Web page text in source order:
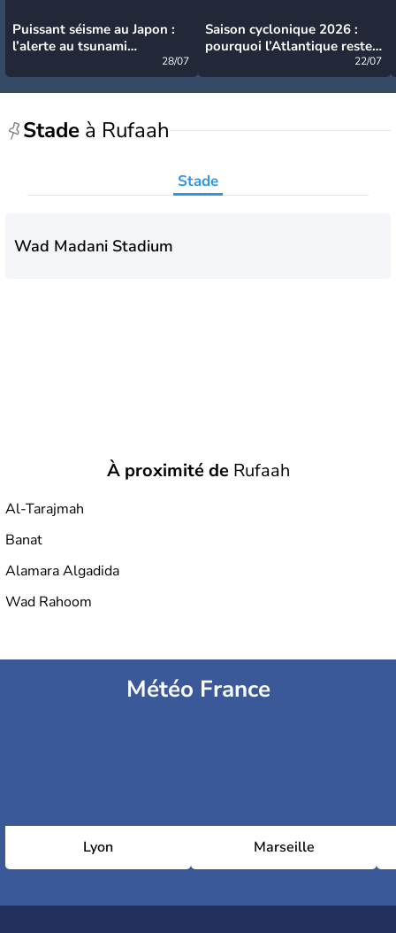
Puissant séisme au Japon :
l’alerte au tsunami
28/07
Saison cyclonique 2026 :
pourquoi l’Atlantique reste
22/07
Stade à Rufaah
Stade
Wad Madani Stadium
À proximité deRufaah
Al-Tarajmah
Banat
Alamara Algadida
Wad Rahoom
Météo France
Lyon Marseille